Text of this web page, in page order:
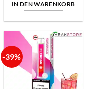
IN DEN WARENKORB
-39%